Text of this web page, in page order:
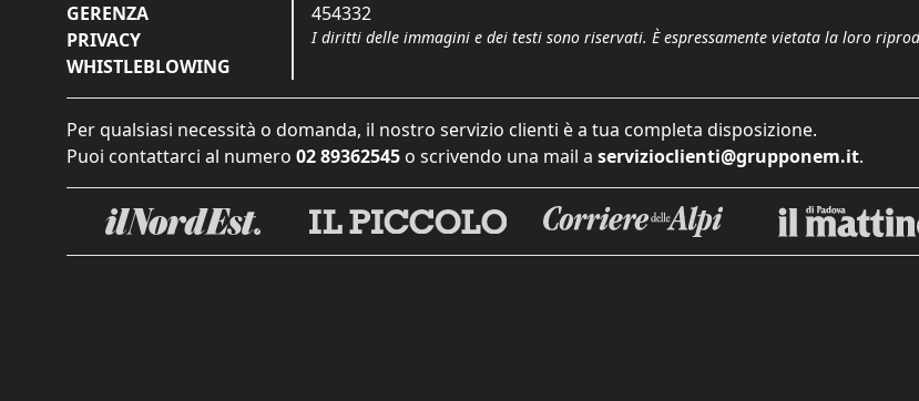
GERENZA
PRIVACY
WHISTLEBLOWING
454332
I diritti delle immagini e dei testi sono riservati. È espressamente vietata la loro
Per qualsiasi necessità o domanda, il nostro servizio clienti è a tua completa disposizione.
Puoi contattarci al numero 02 89362545 o scrivendo una mail a servizioclienti@grupponem.it.